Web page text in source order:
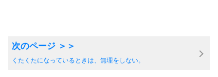
くたくたになっているときは、無理をしない。